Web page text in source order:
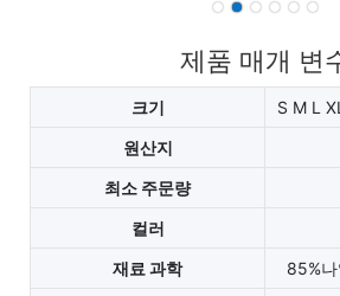
제품 매개 변
크기
S M L
원산지
최소 주문량
컬러
재료 과학
85%